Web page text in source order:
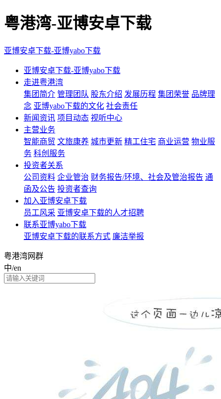
粤港湾-亚博安卓下载
亚博安卓下载-亚博yabo下载
亚博安卓下载-亚博yabo下载
走进粤港湾
集团简介 管理团队 股东介绍 发展历程 集团荣誉 品牌理
念 亚博yabo下载的文化 社会责任
新闻资讯 项目动态 视听中心
主营业务
智能商贸 文旅康养 城市更新 精工住宅 商业运营 物业服
务 科创服务
投资者关系
公司资料 企业管治 财务报告/环境、社会及管治报告 通
函及公告 投资者查询
加入亚博安卓下载
员工风采 亚博安卓下载的人才招聘
联系亚博yabo下载
亚博安卓下载的联系方式 廉洁举报
粤港湾网群
中/en